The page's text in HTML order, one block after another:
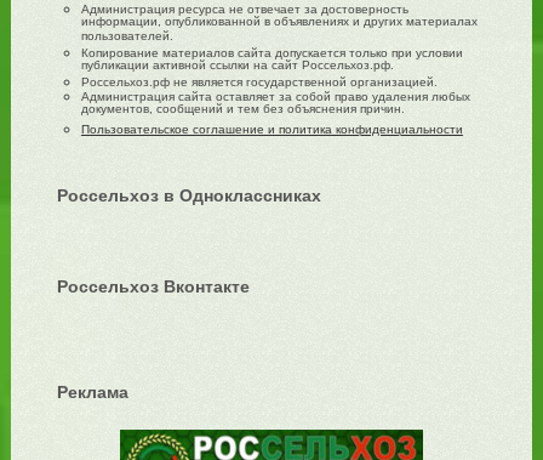
Администрация ресурса не отвечает за достоверность
информации, опубликованной в объявлениях и других материалах
пользователей.
Копирование материалов сайта допускается только при условии
публикации активной ссылки на сайт Россельхоз.рф.
Россельхоз.рф не является государственной организацией.
Администрация сайта оставляет за собой право удаления любых
документов, сообщений и тем без объяснения причин.
Пользовательское соглашение и политика конфиденциальности
Россельхоз в Одноклассниках
Россельхоз Вконтакте
Реклама